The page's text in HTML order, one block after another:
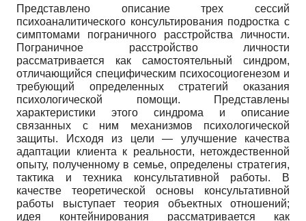
Представлено описание трех сессий
психоаналитического консультирования подростка с
симптомами пограничного расстройства личности.
Пограничное расстройство личности
рассматривается как самостоятельный синдром,
отличающийся специфическим психосоциогенезом и
требующий определенных стратегий оказания
психологической помощи. Представлены
характеристики этого синдрома и описание
связанных с ним механизмов психологической
защиты. Исходя из цели — улучшение качества
адаптации клиента к реальности, нетождественной
опыту, полученному в семье, определены стратегия,
тактика и техника консультативной работы. В
качестве теоретической основы консультативной
работы выступает теория объектных отношений;
идея контейнирования рассматривается как